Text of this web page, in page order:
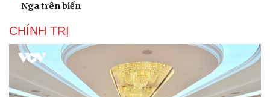
Nga trên biển
CHÍNH TRỊ